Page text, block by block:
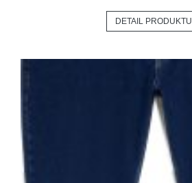
DETAIL PRODUKTU